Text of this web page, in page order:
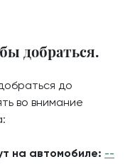
добраться.
до
во внимание
на автомобиле: --